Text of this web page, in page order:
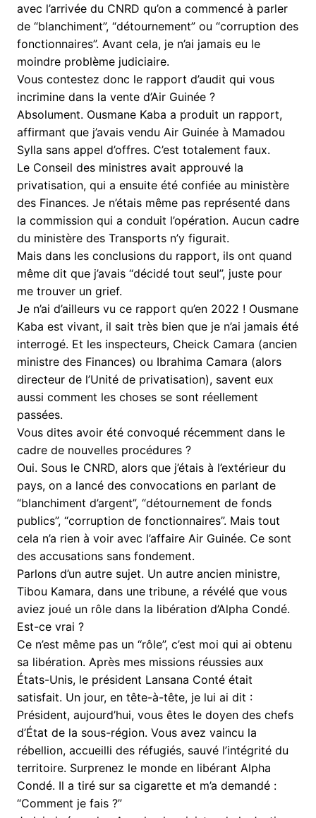
avec l’arrivée du CNRD qu’on a commencé à parler
de “blanchiment”, “détournement” ou “corruption des
fonctionnaires”. Avant cela, je n’ai jamais eu le
moindre problème judiciaire.
Vous contestez donc le rapport d’audit qui vous
incrimine dans la vente d’Air Guinée ?
Absolument. Ousmane Kaba a produit un rapport,
affirmant que j’avais vendu Air Guinée à Mamadou
Sylla sans appel d’offres. C’est totalement faux.
Le Conseil des ministres avait approuvé la
privatisation, qui a ensuite été confiée au ministère
des Finances. Je n’étais même pas représenté dans
la commission qui a conduit l’opération. Aucun cadre
du ministère des Transports n’y figurait.
Mais dans les conclusions du rapport, ils ont quand
même dit que j’avais ‘‘décidé tout seul’’, juste pour
me trouver un grief.
Je n’ai d’ailleurs vu ce rapport qu’en 2022 ! Ousmane
Kaba est vivant, il sait très bien que je n’ai jamais été
interrogé. Et les inspecteurs, Cheick Camara (ancien
ministre des Finances) ou Ibrahima Camara (alors
directeur de l’Unité de privatisation), savent eux
aussi comment les choses se sont réellement
passées.
Vous dites avoir été convoqué récemment dans le
cadre de nouvelles procédures ?
Oui. Sous le CNRD, alors que j’étais à l’extérieur du
pays, on a lancé des convocations en parlant de
“blanchiment d’argent”, “détournement de fonds
publics”, “corruption de fonctionnaires”. Mais tout
cela n’a rien à voir avec l’affaire Air Guinée. Ce sont
des accusations sans fondement.
Parlons d’un autre sujet. Un autre ancien ministre,
Tibou Kamara, dans une tribune, a révélé que vous
aviez joué un rôle dans la libération d’Alpha Condé.
Est-ce vrai ?
Ce n’est même pas un ‘‘rôle’’, c’est moi qui ai obtenu
sa libération. Après mes missions réussies aux
États-Unis, le président Lansana Conté était
satisfait. Un jour, en tête-à-tête, je lui ai dit :
Président, aujourd’hui, vous êtes le doyen des chefs
d’État de la sous-région. Vous avez vaincu la
rébellion, accueilli des réfugiés, sauvé l’intégrité du
territoire. Surprenez le monde en libérant Alpha
Condé. Il a tiré sur sa cigarette et m’a demandé :
“Comment je fais ?”